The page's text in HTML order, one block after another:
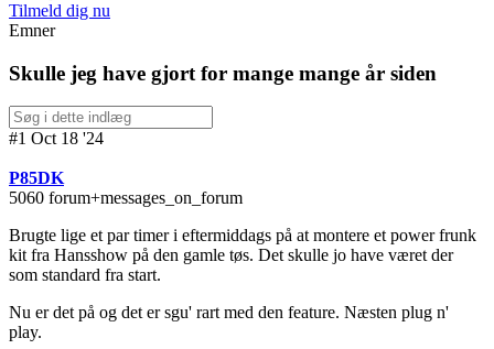
Tilmeld dig nu
Emner
Skulle jeg have gjort for mange mange år siden
#1 Oct 18 '24
P85DK
5060 forum+messages_on_forum
Brugte lige et par timer i eftermiddags på at montere et power frunk
kit fra Hansshow på den gamle tøs. Det skulle jo have været der
som standard fra start.
Nu er det på og det er sgu' rart med den feature. Næsten plug n'
play.